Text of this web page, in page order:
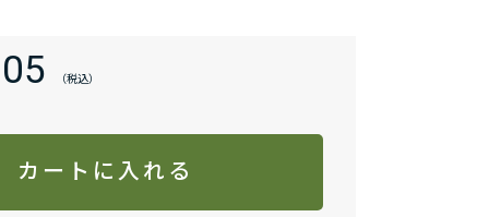
カートに入れる